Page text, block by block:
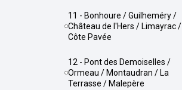
11 - Bonhoure / Guilheméry /
Château de l'Hers / Limayrac /
Côte Pavée
12 - Pont des Demoiselles /
Ormeau / Montaudran / La
Terrasse / Malepère